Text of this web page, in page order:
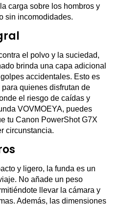
carga sobre los hombros y
sin incomodidades.
el polvo y la suciedad,
brinda una capa adicional
accidentales. Esto es
quienes disfrutan de
el riesgo de caídas y
VOVMOEYA, puedes
tu Canon PowerShot G7X
circunstancia.
y ligero, la funda es un
No añade un peso
llevar la cámara y
Además, las dimensiones